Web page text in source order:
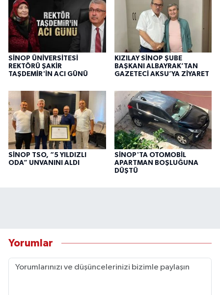
SİNOP ÜNİVERSİTESİ
REKTÖRÜ ŞAKİR
TAŞDEMİR'İN ACI GÜNÜ
KIZILAY SİNOP ŞUBE
BAŞKANI ALBAYRAK’TAN
GAZETECİ AKSU’YA ZİYARET
SİNOP TSO, “5 YILDIZLI
ODA” UNVANINI ALDI
SİNOP'TA OTOMOBİL
APARTMAN BOŞLUĞUNA
DÜŞTÜ
Yorumlar